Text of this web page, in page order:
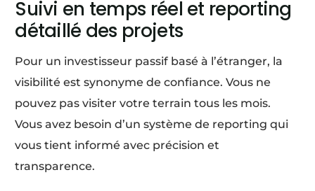
Suivi en temps réel et reporting
détaillé des projets
Pour un investisseur passif basé à l’étranger, la
visibilité est synonyme de confiance. Vous ne
pouvez pas visiter votre terrain tous les mois.
Vous avez besoin d’un système de reporting qui
vous tient informé avec précision et
transparence.